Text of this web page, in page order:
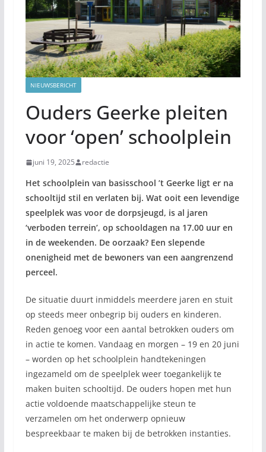
NIEUWSBERICHT
Ouders Geerke pleiten
voor ‘open’ schoolplein
juni 19, 2025 redactie
Het schoolplein van basisschool ’t Geerke ligt er na
schooltijd stil en verlaten bij. Wat ooit een levendige
speelplek was voor de dorpsjeugd, is al jaren
‘verboden terrein’, op schooldagen na 17.00 uur en
in de weekenden. De oorzaak? Een slepende
onenigheid met de bewoners van een aangrenzend
perceel.
De situatie duurt inmiddels meerdere jaren en stuit
op steeds meer onbegrip bij ouders en kinderen.
Reden genoeg voor een aantal betrokken ouders om
in actie te komen. Vandaag en morgen – 19 en 20 juni
– worden op het schoolplein handtekeningen
ingezameld om de speelplek weer toegankelijk te
maken buiten schooltijd. De ouders hopen met hun
actie voldoende maatschappelijke steun te
verzamelen om het onderwerp opnieuw
bespreekbaar te maken bij de betrokken instanties.